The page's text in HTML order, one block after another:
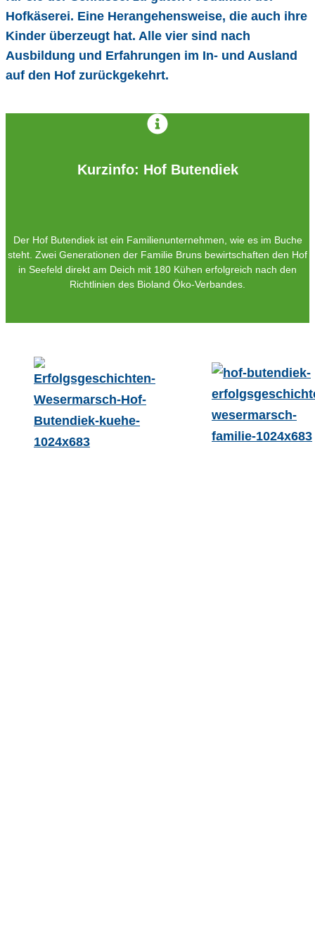
Hofkäserei. Eine Herangehensweise, die auch ihre
Kinder überzeugt hat. Alle vier sind nach
Ausbildung und Erfahrungen im In- und Ausland
auf den Hof zurückgekehrt.
Kurzinfo: Hof Butendiek
Der Hof Butendiek ist ein Familienunternehmen, wie es im Buche
steht. Zwei Generationen der Familie Bruns bewirtschaften den Hof
in Seefeld direkt am Deich mit 180 Kühen erfolgreich nach den
Richtlinien des Bioland Öko-Verbandes.